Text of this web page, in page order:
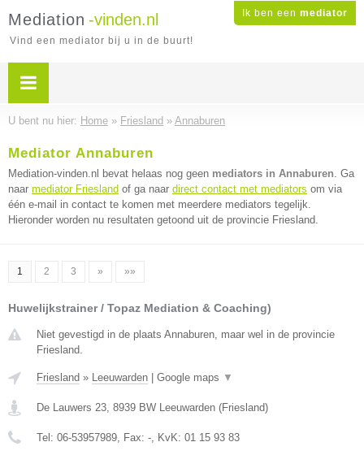
Ik ben een mediator
Mediation -vinden.nl
Vind een mediator bij u in de buurt!
U bent nu hier: Home » Friesland » Annaburen
Mediator Annaburen
Mediation-vinden.nl bevat helaas nog geen mediators in Annaburen. Ga
naar mediator Friesland of ga naar direct contact met mediators om via
één e-mail in contact te komen met meerdere mediators tegelijk.
Hieronder worden nu resultaten getoond uit de provincie Friesland.
1 2 3 » »»
Huwelijkstrainer / Topaz Mediation & Coaching)
Niet gevestigd in de plaats Annaburen, maar wel in de provincie
Friesland.
Friesland » Leeuwarden Google maps ▼
De Lauwers 23, 8939 BW Leeuwarden (Friesland)
Tel: 06-53957989, Fax: -, KvK: 01 15 93 83